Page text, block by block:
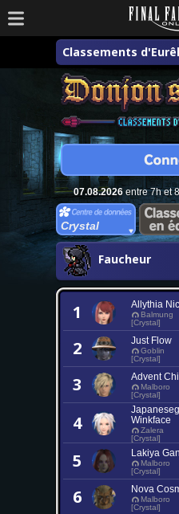
Classements
07.08.2026entre 7h et
Crystal
Faucheur
1 Allythia
Balmung
[Crystal]
2 Just Flow
Goblin
[Crystal]
3 Advent
Malboro
[Crystal]
4
Winkface
Zalera
[Crystal]
5 Lakiya
Malboro
[Crystal]
6 Nova
Malboro
[Crystal]